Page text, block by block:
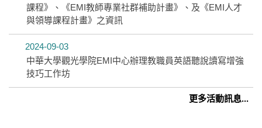
課程》、《EMI教師專業社群補助計畫》、及《EMI人才
與領導課程計畫》之資訊
2024-09-03
中華大學觀光學院EMI中心辦理教職員英語聽說讀寫增強
技巧工作坊
更多活動訊息...